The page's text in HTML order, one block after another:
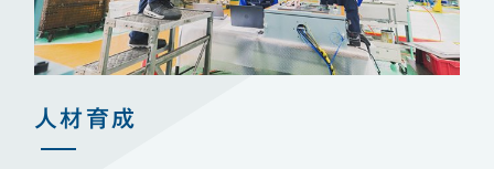
人材育成